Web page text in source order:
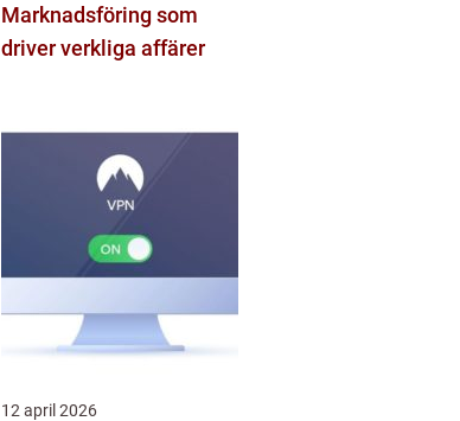
Marknadsföring som
driver verkliga affärer
12 april 2026